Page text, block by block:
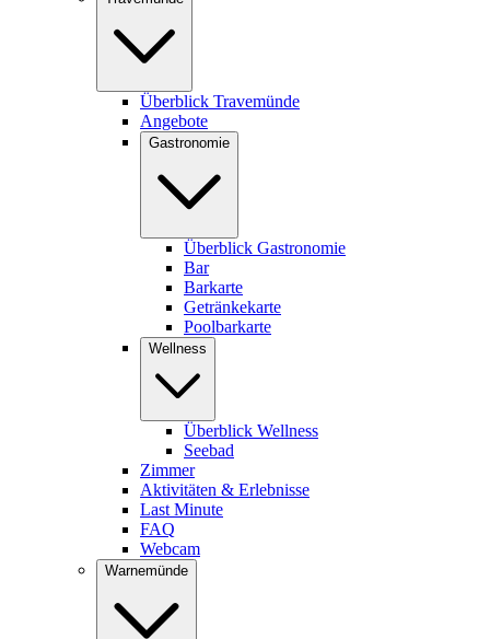
Überblick Travemünde
Angebote
Gastronomie
Überblick Gastronomie
Bar
Barkarte
Getränkekarte
Poolbarkarte
Wellness
Überblick Wellness
Seebad
Zimmer
Aktivitäten & Erlebnisse
Last Minute
FAQ
Webcam
Warnemünde